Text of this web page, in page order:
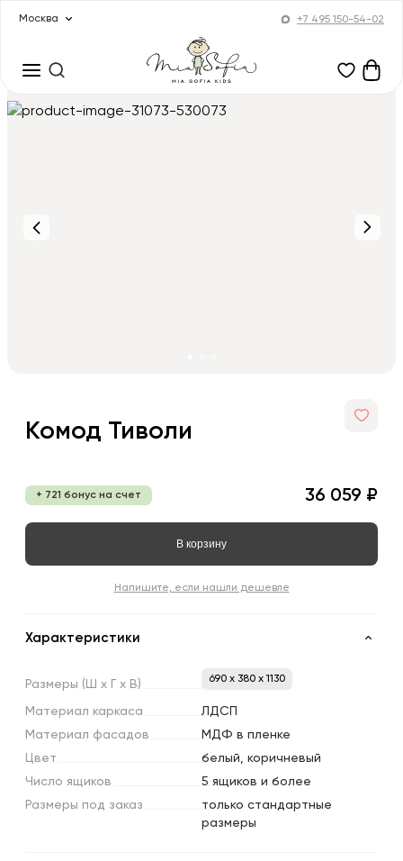
Москва +7 495 150-54-02
Комод Тиволи
+ 721 бонус на счет 36 059 ₽
В корзину
Напишите, если нашли дешевле
Характеристики
Размеры (Ш х х В) 690 x 380 x 1130
Материал каркаса
ЛДСП
Материал фасадов
МДФ в пленке
Цвет
белый, коричневый
Число ящиков
5 ящиков и более
Размеры под заказ
только стандартные
размеры